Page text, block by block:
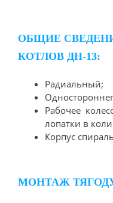
ОБЩИЕ
КОТЛОВ ДН-13:
Радиальный;
Рабочее
лопатки в
Корпус
МОНТАЖ